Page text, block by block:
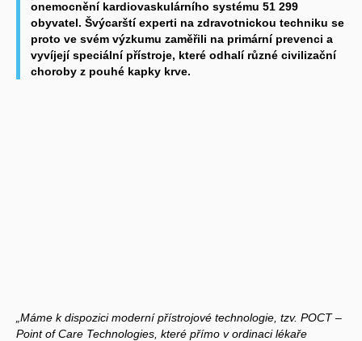
onemocnění kardiovaskulárního systému 51 299
obyvatel. Švýcarští experti na zdravotnickou techniku se
proto ve svém výzkumu zaměřili na primární prevenci a
vyvíjejí speciální přístroje, které odhalí různé civilizační
choroby z pouhé kapky krve.
„Máme k dispozici moderní přístrojové technologie, tzv. POCT –
Point of Care Technologies, které přímo v ordinaci lékaře